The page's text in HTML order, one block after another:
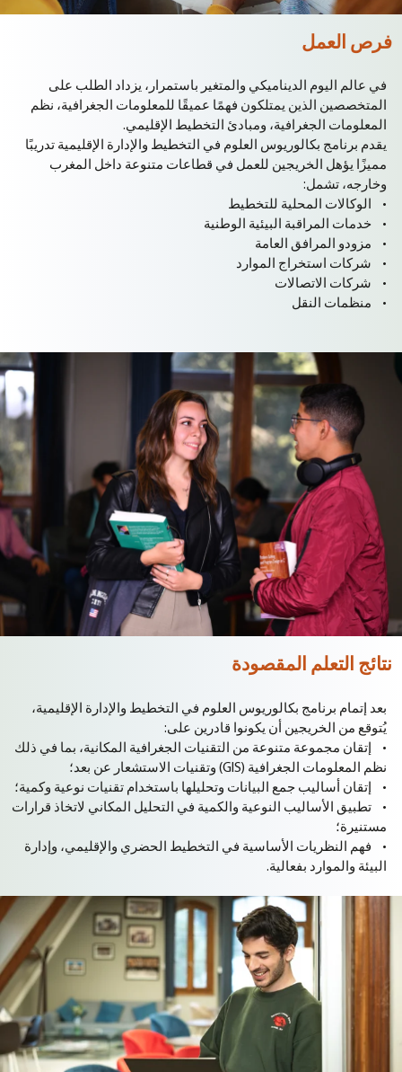
فرص العمل
في عالم اليوم الديناميكي والمتغير باستمرار، يزداد الطلب على
المتخصصين الذين يمتلكون فهمًا عميقًا للمعلومات الجغرافية، نظم
المعلومات الجغرافية، ومبادئ التخطيط الإقليمي.
يقدم برنامج بكالوريوس العلوم في التخطيط والإدارة الإقليمية تدريبًا
مميزًا يؤهل الخريجين للعمل في قطاعات متنوعة داخل المغرب
وخارجه، تشمل:
• الوكالات المحلية للتخطيط
• خدمات المراقبة البيئية الوطنية
• مزودو المرافق العامة
• شركات استخراج الموارد
• شركات الاتصالات
• منظمات النقل
نتائج التعلم المقصودة
بعد إتمام برنامج بكالوريوس العلوم في التخطيط والإدارة الإقليمية،
يُتوقع من الخريجين أن يكونوا قادرين على:
• إتقان مجموعة متنوعة من التقنيات الجغرافية المكانية، بما في ذلك
نظم المعلومات الجغرافية (GIS) وتقنيات الاستشعار عن بعد؛
• إتقان أساليب جمع البيانات وتحليلها باستخدام تقنيات نوعية وكمية؛
• تطبيق الأساليب النوعية والكمية في التحليل المكاني لاتخاذ قرارات
مستنيرة؛
• فهم النظريات الأساسية في التخطيط الحضري والإقليمي، وإدارة
البيئة والموارد بفعالية.